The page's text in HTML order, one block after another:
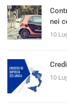
nei
10
10